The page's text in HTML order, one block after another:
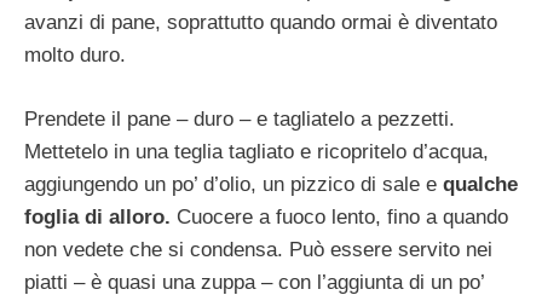
avanzi di pane, soprattutto quando ormai è diventato
molto duro.
Prendete il pane – duro – e tagliatelo a pezzetti.
Mettetelo in una teglia tagliato e ricopritelo d’acqua,
aggiungendo un po’ d’olio, un pizzico di sale e qualche
foglia di alloro. Cuocere a fuoco lento, fino a quando
non vedete che si condensa. Può essere servito nei
piatti – è quasi una zuppa – con l’aggiunta di un po’